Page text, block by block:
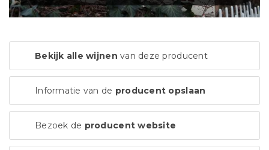
Bekijk alle wijnen van deze producent
Informatie van de producent opslaan
Bezoek de producent website